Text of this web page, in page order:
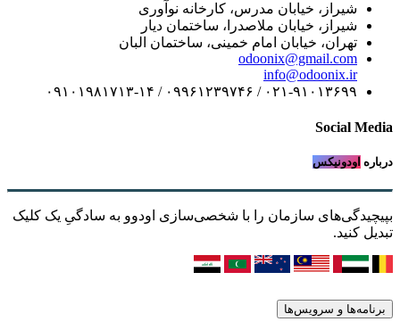
شیراز، خیابان مدرس، کارخانه نوآوری
شیراز، خیابان ملاصدرا، ساختمان دیار
تهران، خیابان امام خمینی، ساختمان البان
odoonix@gmail.com
info@odoonix.ir
۰۲۱-۹۱۰۱۳۶۹۹ / ۰۹۹۶۱۲۳۹۷۴۶ / ۰۹۱۰۱۹۸۱۷۱۳-۱۴
Social Media
درباره اودونیکس
بپیچیدگی‌های سازمان را با شخصی‌سازی اودوو به سادگیِ یک کلیک
تبدیل کنید.
برنامه‌ها و سرویس‌ها